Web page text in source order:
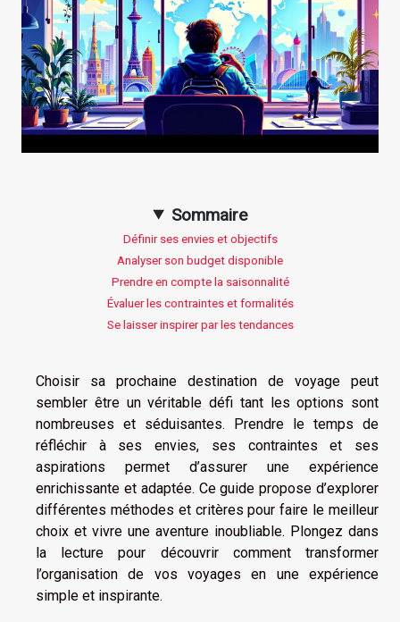
Sommaire
Définir ses envies et objectifs
Analyser son budget disponible
Prendre en compte la saisonnalité
Évaluer les contraintes et formalités
Se laisser inspirer par les tendances
Choisir sa prochaine destination de voyage peut
sembler être un véritable défi tant les options sont
nombreuses et séduisantes. Prendre le temps de
réfléchir à ses envies, ses contraintes et ses
aspirations permet d’assurer une expérience
enrichissante et adaptée. Ce guide propose d’explorer
différentes méthodes et critères pour faire le meilleur
choix et vivre une aventure inoubliable. Plongez dans
la lecture pour découvrir comment transformer
l’organisation de vos voyages en une expérience
simple et inspirante.